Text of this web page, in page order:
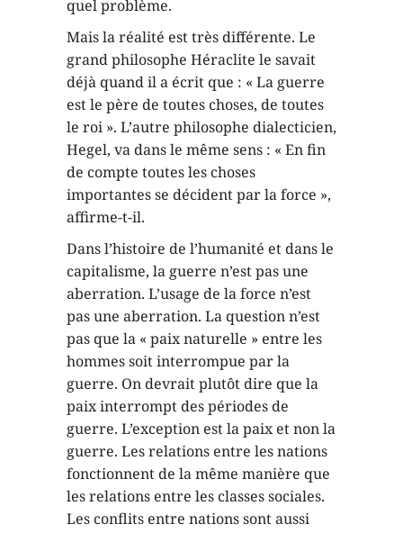
quel problème.
Mais la réalité est très différente. Le
grand philosophe Héraclite le savait
déjà quand il a écrit que : « La guerre
est le père de toutes choses, de toutes
le roi ». L’autre philosophe dialecticien,
Hegel, va dans le même sens : « En fin
de compte toutes les choses
importantes se décident par la force »,
affirme-t-il.
Dans l’histoire de l’humanité et dans le
capitalisme, la guerre n’est pas une
aberration. L’usage de la force n’est
pas une aberration. La question n’est
pas que la « paix naturelle » entre les
hommes soit interrompue par la
guerre. On devrait plutôt dire que la
paix interrompt des périodes de
guerre. L’exception est la paix et non la
guerre. Les relations entre les nations
fonctionnent de la même manière que
les relations entre les classes sociales.
Les conflits entre nations sont aussi